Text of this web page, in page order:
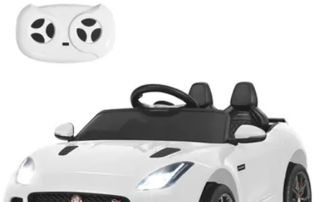
Électricité Sécurisée
Sécurité électriqueAudit et Sécurité
des risques électriques